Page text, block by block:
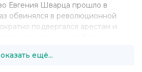
Евгения Шварца прошло в
обвинялся в революционной
подвергался арестам и
ещё...